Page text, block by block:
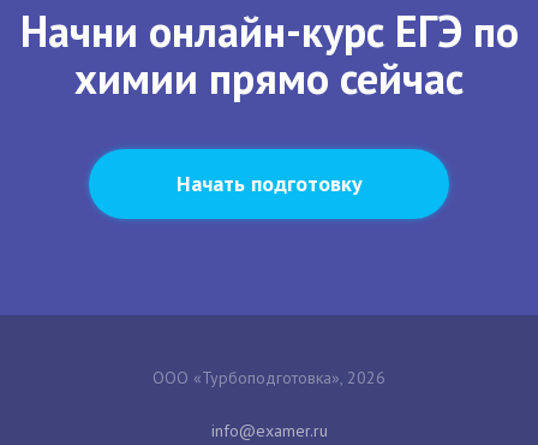
Начни онлайн-курс ЕГЭ по
химии прямо сейчас
Начать подготовку
ООО «Турбоподготовка», 2026